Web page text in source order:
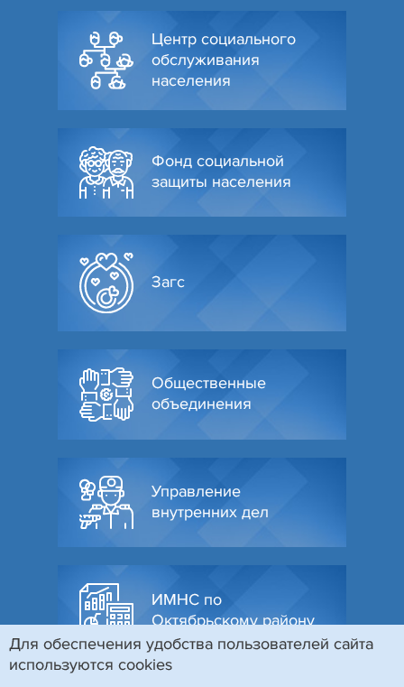
Центр социального
обслуживания
населения
Фонд социальной
защиты населения
Загс
Общественные
объединения
Управление
внутренних дел
ИМНС по
Октябрьскому району
Для обеспечения удобства пользователей сайта
используются cookies